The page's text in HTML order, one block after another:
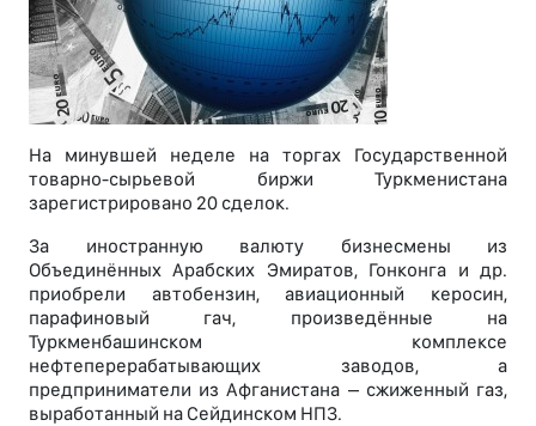
На минувшей неделе на торгах Государственной
товарно-сырьевой биржи Туркменистана
зарегистрировано 20 сделок.
За иностранную валюту бизнесмены из
Объединённых Арабских Эмиратов, Гонконга и др.
приобрели автобензин, авиационный керосин,
парафиновый гач, произведённые на
Туркменбашинском комплексе
нефтеперерабатывающих заводов, а
предприниматели из Афганистана – сжиженный газ,
выработанный на Сейдинском НПЗ.